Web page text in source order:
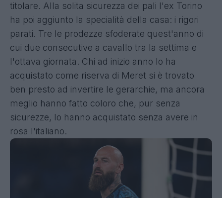
titolare. Alla solita sicurezza dei pali l'ex Torino
ha poi aggiunto la specialità della casa: i rigori
parati. Tre le prodezze sfoderate quest'anno di
cui due consecutive a cavallo tra la settima e
l'ottava giornata. Chi ad inizio anno lo ha
acquistato come riserva di Meret si è trovato
ben presto ad invertire le gerarchie, ma ancora
meglio hanno fatto coloro che, pur senza
sicurezze, lo hanno acquistato senza avere in
rosa l'italiano.